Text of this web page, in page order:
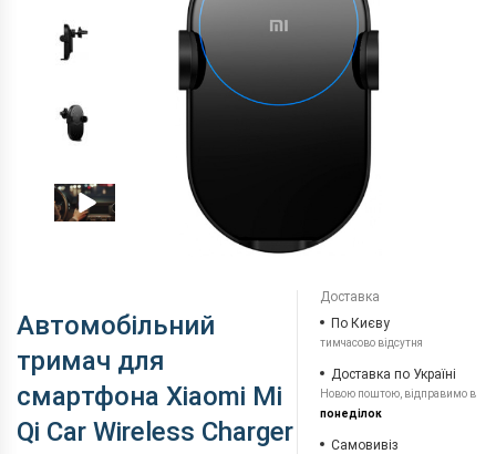
Автомобільний
тримач для
смартфона Xiaomi Mi
Qi Car Wireless Charger
Доставка
По Києву
тимчасово відсутня
Доставка по Україні
Новою поштою, відправимо в
понеділок
Самовивіз